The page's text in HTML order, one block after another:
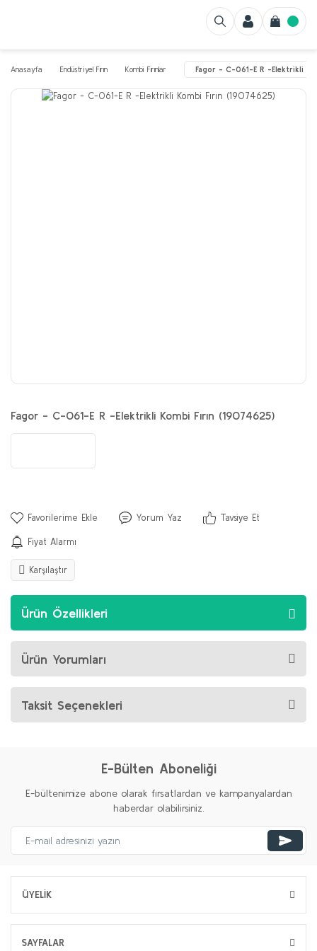
Anasayfa Endüstriyel Fırın Kombi Fırınlar Fagor - C-061-E R -Elektrikli
Fagor - C-061-E R -Elektrikli Kombi Fırın (19074625)
Yorum Yaz Tavsiye Et
Fiyat Alarmı
Karşılaştır
Ürün Özellikleri
Ürün Yorumları
Taksit Seçenekleri
E-Bülten Aboneliği
E-bültenimize abone olarak fırsatlardan ve kampanyalardan
haberdar olabilirsiniz.
ÜYELİK
SAYFALAR